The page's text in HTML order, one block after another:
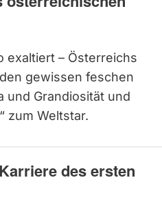
exaltiert – Österreichs
gewissen feschen
und Grandiosität und
zum Weltstar.
des ersten